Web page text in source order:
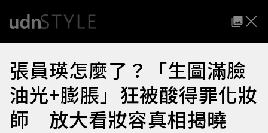
張員瑛怎麼了？「生圖滿臉
油光+膨脹」狂被酸得罪化妝
師 放大看妝容真相揭曉